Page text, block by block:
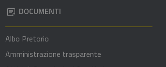
DOCUMENTI
Albo Pretorio
Amministrazione trasparente